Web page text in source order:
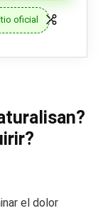
oficial
el dolor